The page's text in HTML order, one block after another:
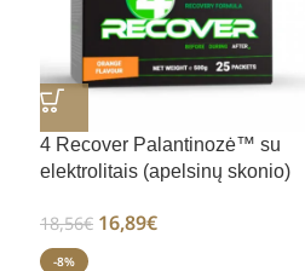
4 Recover Palantinozė™ su
elektrolitais (apelsinų skonio)
18,56€ 16,89€
-8%